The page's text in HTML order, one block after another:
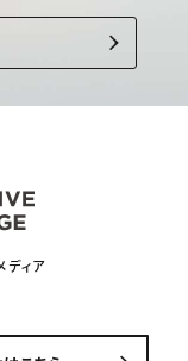
ディア